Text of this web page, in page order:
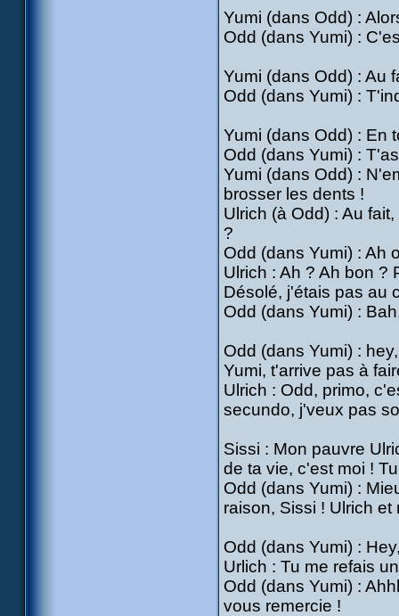
Yumi (dans Odd) :
Odd (dans Yumi) :
Yumi (dans Odd) : Au
Odd (dans Yumi) :
Yumi (dans Odd) : En
Odd (dans Yumi) :
Yumi (dans Odd) :
brosser les dents !
Ulrich (à Odd) : Au
?
Odd (dans Yumi) : Ah
Ulrich : Ah ? Ah bon ?
Désolé, j'étais pas au
Odd (dans Yumi) :
Odd (dans Yumi) :
Yumi, t'arrive pas à
Ulrich : Odd, primo,
secundo, j'veux pas
Sissi : Mon pauvre
de ta vie, c'est moi !
Odd (dans Yumi) :
raison, Sissi ! Ulrich
Odd (dans Yumi) :
Urlich : Tu me refais
Odd (dans Yumi) :
vous remercie !